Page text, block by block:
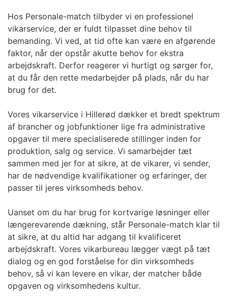
Hos Personale-match tilbyder vi en professionel
vikarservice, der er fuldt tilpasset dine behov til
bemanding. Vi ved, at tid ofte kan være en afgørende
faktor, når der opstår akutte behov for ekstra
arbejdskraft. Derfor reagerer vi hurtigt og sørger for,
at du får den rette medarbejder på plads, når du har
brug for det.
Vores vikarservice i Hillerød dækker et bredt spektrum
af brancher og jobfunktioner lige fra administrative
opgaver til mere specialiserede stillinger inden for
produktion, salg og service. Vi samarbejder tæt
sammen med jer for at sikre, at de vikarer, vi sender,
har de nødvendige kvalifikationer og erfaringer, der
passer til jeres virksomheds behov.
Uanset om du har brug for kortvarige løsninger eller
længerevarende dækning, står Personale-match klar til
at sikre, at du altid har adgang til kvalificeret
arbejdskraft. Vores vikarbureau lægger vægt på tæt
dialog og en god forståelse for din virksomheds
behov, så vi kan levere en vikar, der matcher både
opgaven og virksomhedens kultur.